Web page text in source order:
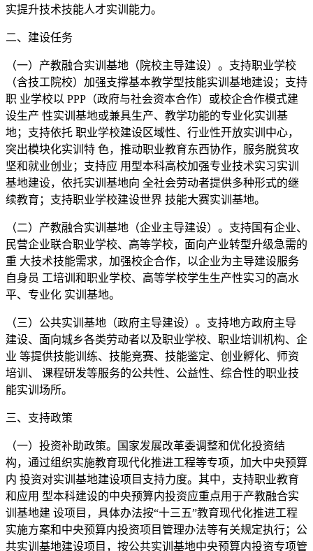
实提升技术技能人才实训能力。
二、建设任务
（一）产教融合实训基地（院校主导建设）。支持职业学校
（含技工院校）加强支撑基本教学型技能实训基地建设；支持
职 业学校以 PPP（政府与社会资本合作）或校企合作模式建
设生产 性实训基地或兼具生产、教学功能的专业化实训基
地；支持依托 职业学校建设区域性、行业性开放实训中心，
突出模块化实训特 色，推动职业教育东西协作，服务脱贫攻
坚和就业创业；支持应 用型本科高校加强专业技术实习实训
基地建设，依托实训基地向 全社会劳动者提供多种形式的继
续教育；支持职业学校建设世界 技能大赛实训基地。
（二）产教融合实训基地（企业主导建设）。支持国有企业、
民营企业联合职业学校、高等学校，面向产业转型升级急需的
重 大技术技能需求，加强校企合作，以企业为主导建设服务
自身员 工培训和职业学校、高等学校学生生产性实习的高水
平、专业化 实训基地。
（三）公共实训基地（政府主导建设）。支持地方政府主导
建设、面向城乡各类劳动者以及职业学校、职业培训机构、企
业 等提供技能训练、技能竞赛、技能鉴定、创业孵化、师资
培训、 课程研发等服务的公共性、公益性、综合性的职业技
能实训场所。
三、支持政策
（一）投资补助政策。国家发展改革委调整和优化投资结
构，通过组织实施教育现代化推进工程等专项，加大中央预算
内 投资对实训基地建设项目支持力度。其中，支持职业教育
和应用 型本科建设的中央预算内投资应重点用于产教融合实
训基地建 设项目，具体办法按“十三五”教育现代化推进工程
实施方案和中央预算内投资项目管理办法等有关规定执行；公
共实训基地建设项目，按公共实训基地中央预算内投资专项管